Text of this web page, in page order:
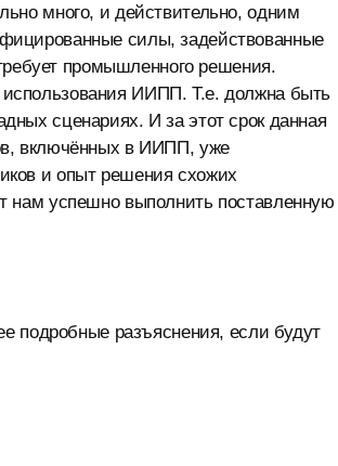
много, и действительно, одним
силы, задействованные
промышленного решения.
ИИПП. Т.е. должна быть
сценариях. И за этот срок данная
включённых в ИИПП, уже
и опыт решения схожих
нам успешно выполнить поставленную
подробные разъяснения, если будут